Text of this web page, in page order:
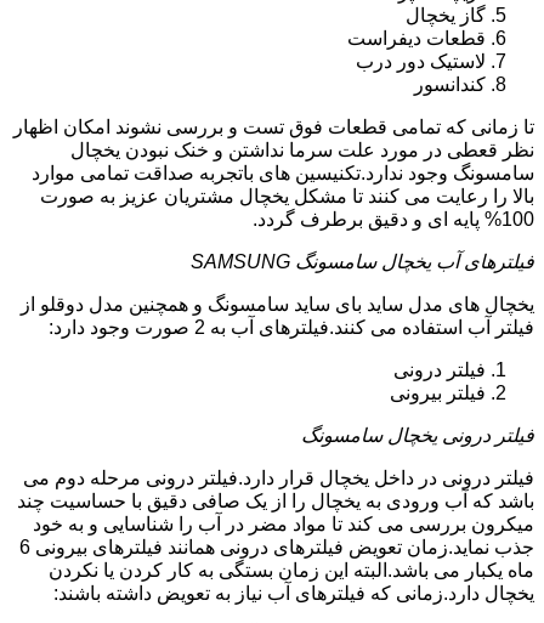
گاز یخچال
قطعات دیفراست
لاستیک دور درب
کندانسور
تا زمانی که تمامی قطعات فوق تست و بررسی نشوند امکان اظهار
نظر قعطی در مورد علت سرما نداشتن و خنک نبودن یخچال
سامسونگ وجود ندارد.تکنیسین های باتجربه صداقت تمامی موارد
بالا را رعایت می کنند تا مشکل یخچال مشتریان عزیز به صورت
100% پایه ای و دقیق برطرف گردد.
فیلترهای آب یخچال سامسونگ SAMSUNG
یخچال های مدل ساید بای ساید سامسونگ و همچنین مدل دوقلو از
فیلتر آب استفاده می کنند.فیلترهای آب به 2 صورت وجود دارد:
فیلتر درونی
فیلتر بیرونی
فیلتر درونی یخچال سامسونگ
فیلتر درونی در داخل یخچال قرار دارد.فیلتر درونی مرحله دوم می
باشد که آب ورودی به یخچال را از یک صافی دقیق با حساسیت چند
میکرون بررسی می کند تا مواد مضر در آب را شناسایی و به خود
جذب نماید.زمان تعویض فیلترهای درونی همانند فیلترهای بیرونی 6
ماه یکبار می باشد.البته این زمان بستگی به کار کردن یا نکردن
یخچال دارد.زمانی که فیلترهای آب نیاز به تعویض داشته باشند: